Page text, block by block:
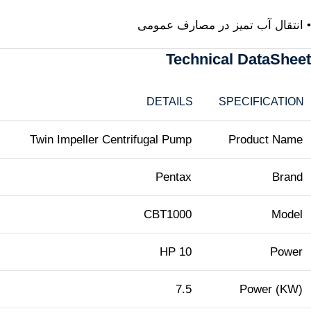
• انتقال آب تمیز در مصارف عمومی
Technical DataSheet
SPECIFICATION
DETAILS
Product Name
Twin Impeller Centrifugal Pump
Brand
Pentax
Model
CBT1000
Power
10 HP
Power (KW)
7.5